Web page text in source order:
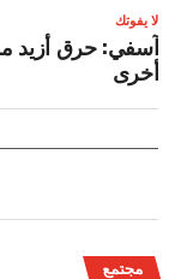
لا يفوتك
أخرى
مجتمع